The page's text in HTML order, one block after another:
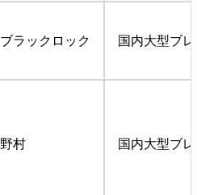
ブラックロック 国内大型ブ
野村 国内大型ブ